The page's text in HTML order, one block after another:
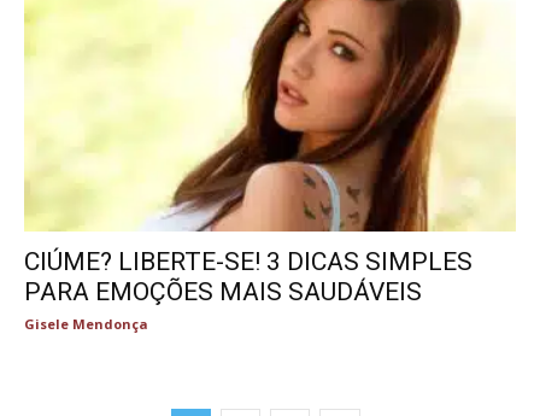
CIÚME? LIBERTE-SE! 3 DICAS SIMPLES
PARA EMOÇÕES MAIS SAUDÁVEIS
Gisele Mendonça